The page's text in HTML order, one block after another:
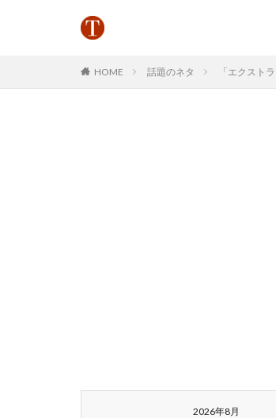
HOME 話題のネタ 「エクスト
2026年8月